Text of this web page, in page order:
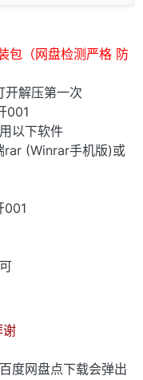
包（网盘检测严格 防
开解压第一次
001
以下软件
rar (Winrar手机版)或
001
谢
度网盘点下载会弹出